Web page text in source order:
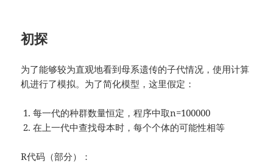
初探
为了能够较为直观地看到母系遗传的子代情况，使用计算
机进行了模拟。为了简化模型，这里假定：
每一代的种群数量恒定，程序中取n=100000
在上一代中查找母本时，每个个体的可能性相等
R代码（部分）：